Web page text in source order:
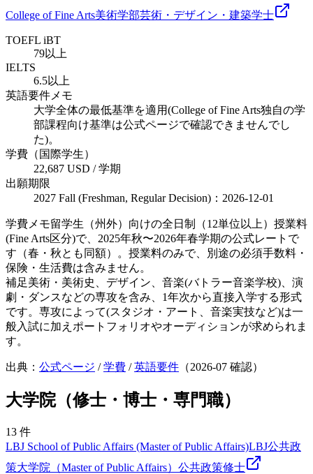
College of Fine Arts美術学部芸術・デザイン・建築学士
TOEFL iBT
79以上
IELTS
6.5以上
英語要件メモ
大学全体の最低基準を適用(College of Fine Arts独自の学
部課程向け基準は公式ページで確認できませんでし
た)。
学費（国際学生）
22,687 USD / 学期
出願期限
2027 Fall (Freshman, Regular Decision)：2026-12-01
学費メモ留学生（州外）向けの全日制（12単位以上）授業料
(Fine Arts区分)で、2025年秋〜2026年春学期の公式レートで
す（春・秋とも同額）。授業料のみで、別途の必須手数料・
保険・生活費は含みません。
補足美術・美術史、デザイン、音楽(バトラー音楽学校)、演
劇・ダンスなどの専攻を含み、1年次から直接入学する形式
です。専攻によって(スタジオ・アート、音楽実技など)は一
般入試に加えポートフォリオやオーディションが求められま
す。
出典： 公式ページ /学費 /英語要件 （2026-07 確認）
大学院（修士・博士・専門職）
13 件
LBJ School of Public Affairs (Master of Public Affairs)LBJ公共政
策大学院（Master of Public Affairs） 公共政策修士